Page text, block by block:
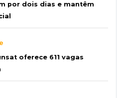
por dois dias e mantêm
oferece 611 vagas